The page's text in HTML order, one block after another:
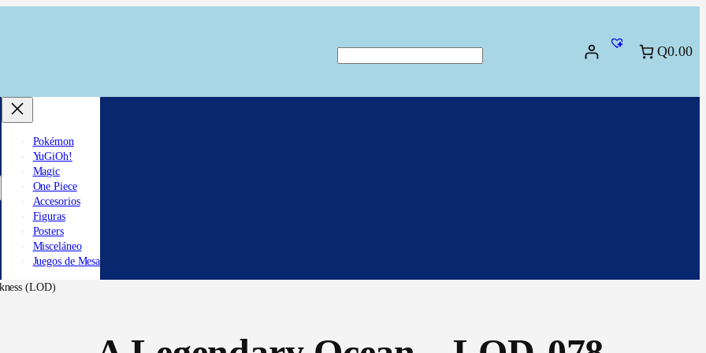
Q0.00
Pokémon
YuGiOh!
Magic
One Piece
Accesorios
Figuras
Posters
Misceláneo
Juegos de Mesa
(LOD)